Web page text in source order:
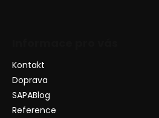
Kontakt
Doprava
SAPABlog
Reference